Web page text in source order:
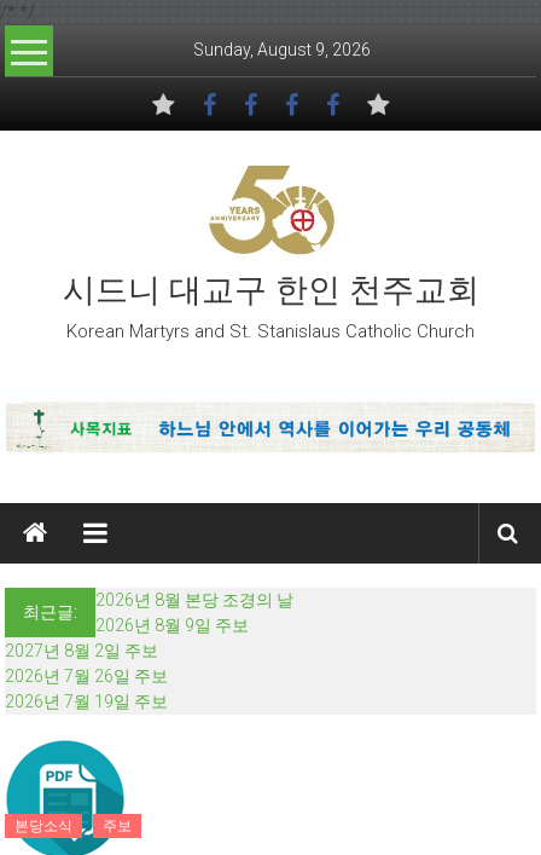
/* */
Skip to content
Sunday, August 9, 2026
시드니 대교구 한인 천주교회
Korean Martyrs and St. Stanislaus Catholic Church
최근글:
2026년 8월 본당 조경의 날
2026년 8월 9일 주보
2027년 8월 2일 주보
2026년 7월 26일 주보
2026년 7월 19일 주보
본당소식 주보